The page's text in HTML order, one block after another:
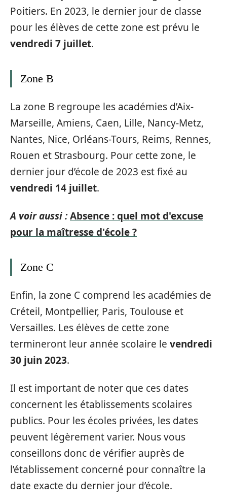
Poitiers. En 2023, le dernier jour de classe
pour les élèves de cette zone est prévu le
vendredi 7 juillet.
Zone B
La zone B regroupe les académies d’Aix-
Marseille, Amiens, Caen, Lille, Nancy-Metz,
Nantes, Nice, Orléans-Tours, Reims, Rennes,
Rouen et Strasbourg. Pour cette zone, le
dernier jour d’école de 2023 est fixé au
vendredi 14 juillet.
A voir aussi :Absence : quel mot d'excuse
pour la maîtresse d'école ?
Zone C
Enfin, la zone C comprend les académies de
Créteil, Montpellier, Paris, Toulouse et
Versailles. Les élèves de cette zone
termineront leur année scolaire le vendredi
30 juin 2023.
Il est important de noter que ces dates
concernent les établissements scolaires
publics. Pour les écoles privées, les dates
peuvent légèrement varier. Nous vous
conseillons donc de vérifier auprès de
l’établissement concerné pour connaître la
date exacte du dernier jour d’école.